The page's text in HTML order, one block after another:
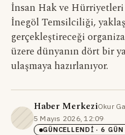
İnsan Hak ve
İnegöl Temsilciliği,
gerçekleştireceği
üzere dünyanın dört bir
ulaşmaya hazırlanıyor.
Haber MerkeziOkur
5 Mayıs 2026, 12:09·
GÜNCELLENDI · 6 GÜN